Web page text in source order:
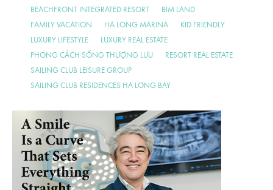
BEACHFRONT INTEGRATED RESORT
BIM LAND
FAMILY VACATION
HA LONG MARINA
KID FRIENDLY
LUXURY LIFESTYLE
LUXURY REAL ESTATE
PHONG CÁCH SỐNG THƯỢNG LƯU
RESORT REAL ESTATE
SAILING CLUB LEISURE GROUP
SAILING CLUB RESIDENCES HA LONG BAY